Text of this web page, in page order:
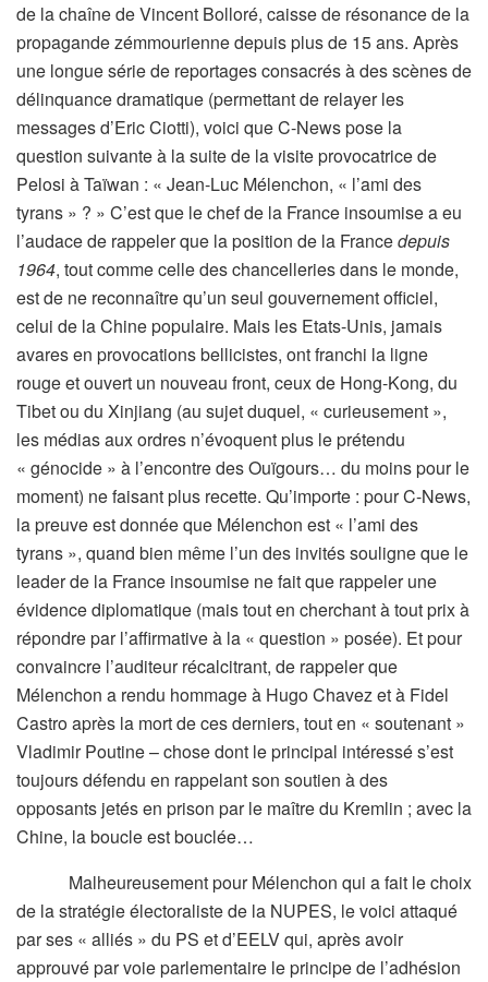
de la chaîne de Vincent Bolloré, caisse de résonance de la
propagande zémmourienne depuis plus de 15 ans. Après
une longue série de reportages consacrés à des scènes de
délinquance dramatique (permettant de relayer les
messages d’Eric Ciotti), voici que C-News pose la
question suivante à la suite de la visite provocatrice de
Pelosi à Taïwan : « Jean-Luc Mélenchon, « l’ami des
tyrans » ? » C’est que le chef de la France insoumise a eu
l’audace de rappeler que la position de la Francedepuis
1964, tout comme celle des chancelleries dans le monde,
est de ne reconnaître qu’un seul gouvernement officiel,
celui de la Chine populaire. Mais les Etats-Unis, jamais
avares en provocations bellicistes, ont franchi la ligne
rouge et ouvert un nouveau front, ceux de Hong-Kong, du
Tibet ou du Xinjiang (au sujet duquel, « curieusement »,
les médias aux ordres n’évoquent plus le prétendu
« génocide » à l’encontre des Ouïgours… du moins pour le
moment) ne faisant plus recette. Qu’importe : pour C-News,
la preuve est donnée que Mélenchon est « l’ami des
tyrans », quand bien même l’un des invités souligne que le
leader de la France insoumise ne fait que rappeler une
évidence diplomatique (mais tout en cherchant à tout prix à
répondre par l’affirmative à la « question » posée). Et pour
convaincre l’auditeur récalcitrant, de rappeler que
Mélenchon a rendu hommage à Hugo Chavez et à Fidel
Castro après la mort de ces derniers, tout en « soutenant »
Vladimir Poutine – chose dont le principal intéressé s’est
toujours défendu en rappelant son soutien à des
opposants jetés en prison par le maître du Kremlin ; avec la
Chine, la boucle est bouclée…
Malheureusement pour Mélenchon qui a fait le choix
de la stratégie électoraliste de la NUPES, le voici attaqué
par ses « alliés » du PS et d’EELV qui, après avoir
approuvé par voie parlementaire le principe de l’adhésion